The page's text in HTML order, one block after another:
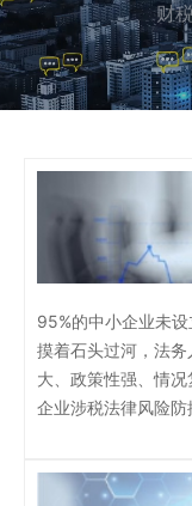
重
95%的中小企业未
摸着石头过河，法
大、政策性强、情况
企业涉税法律风险防